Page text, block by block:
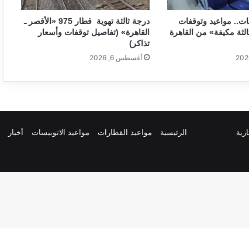
مواعيد وتوقفات
2012 «ثالثة مكيفة» من القاهرة
درجة ثالثة تهوية قطار 975 «الأقصر ـ
القاهرة» (تفاصيل توقفات وأسعار
تذاكر)
أغسطس 6, 2026
الرئيسية مواعيد القطارات مواعيد الاتوبيسات أخبار